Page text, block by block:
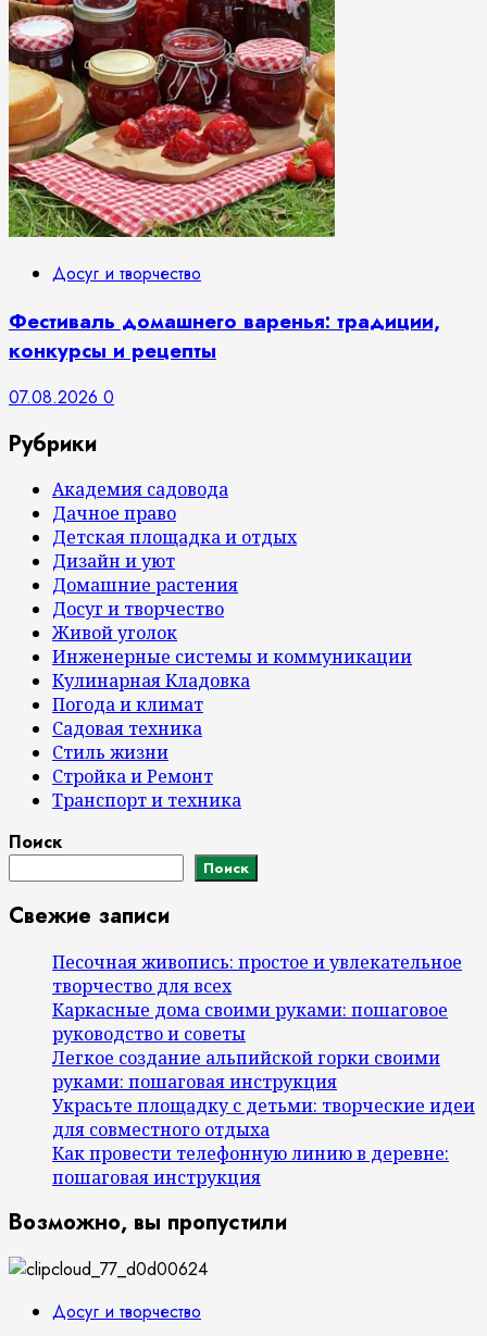
Досуг и творчество
Фестиваль домашнего варенья: традиции,
конкурсы и рецепты
07.08.2026 0
Рубрики
Академия садовода
Дачное право
Детская площадка и отдых
Дизайн и уют
Домашние растения
Досуг и творчество
Живой уголок
Инженерные системы и коммуникации
Кулинарная Кладовка
Погода и климат
Садовая техника
Стиль жизни
Стройка и Ремонт
Транспорт и техника
Поиск
Поиск
Свежие записи
Песочная живопись: простое и увлекательное
творчество для всех
Каркасные дома своими руками: пошаговое
руководство и советы
Легкое создание альпийской горки своими
руками: пошаговая инструкция
Украсьте площадку с детьми: творческие идеи
для совместного отдыха
Как провести телефонную линию в деревне:
пошаговая инструкция
Возможно, вы пропустили
Досуг и творчество